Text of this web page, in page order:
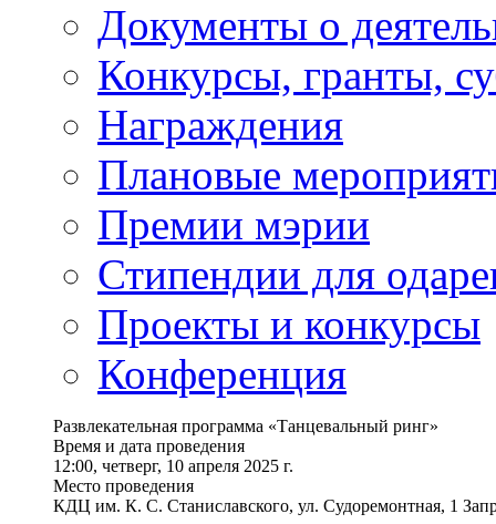
Документы о
Конкурсы, гранты,
Награждения
Плановые
Премии мэрии
Стипендии для
Проекты и конкурсы
Конференция
Развлекательная программа «Танцевальный ринг»
Время и дата проведения
12:00, четверг, 10 апреля 2025 г.
Место проведения
КДЦ им. К. С. Станиславского, ул. Судоремонтная, 1